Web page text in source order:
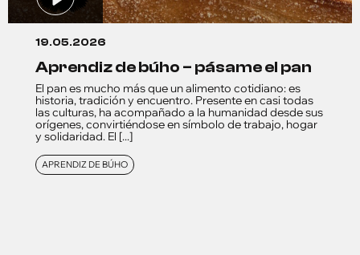
19.05.2026
aprendiz de búho – pásame el pan
El pan es mucho más que un alimento cotidiano: es
historia, tradición y encuentro. Presente en casi todas
las culturas, ha acompañado a la humanidad desde sus
orígenes, convirtiéndose en símbolo de trabajo, hogar
y solidaridad. El [...]
APRENDIZ DE BÚHO